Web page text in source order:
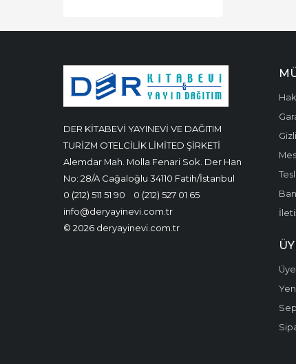
DER KİTABEVİ YAYINEVİ VE DAĞITIM
TURİZM OTELCİLİK LİMİTED ŞİRKETİ
Alemdar Mah. Molla Fenari Sok. Der Han
No: 28/A Cağaloğlu 34110 Fatih/İstanbul
0 (212) 511 51 90
0 (212) 527 01 65
info@deryayinevi.com.tr
© 2026 deryayinevi.com.tr